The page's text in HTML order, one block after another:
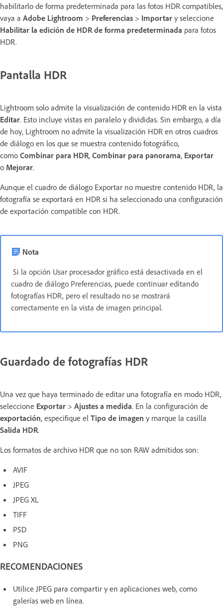
habilitarlo de forma predeterminada para las fotos HDR compatibles,
vaya a Adobe Lightroom > Preferencias > Importar y seleccione
Habilitar la edición de HDR de forma predeterminada para fotos
HDR.
Pantalla HDR
Lightroom solo admite la visualización de contenido HDR en la vista
Editar. Esto incluye vistas en paralelo y divididas. Sin embargo, a día
de hoy, Lightroom no admite la visualización HDR en otros cuadros
de diálogo en los que se muestra contenido fotográfico,
como Combinar para HDR, Combinar para panorama, Exportar
o Mejorar.
Aunque el cuadro de diálogo Exportar no muestre contenido HDR, la
fotografía se exportará en HDR si ha seleccionado una configuración
de exportación compatible con HDR.
Nota
Si la opción Usar procesador gráfico está desactivada en el
cuadro de diálogo Preferencias, puede continuar editando
fotografías HDR, pero el resultado no se mostrará
correctamente en la vista de imagen principal.
Guardado de fotografías HDR
Una vez que haya terminado de editar una fotografía en modo HDR,
seleccione Exportar > Ajustes a medida. En la configuración de
exportación, especifique el Tipo de imagen y marque la casilla
Salida HDR.
Los formatos de archivo HDR que no son RAW admitidos son:
AVIF
JPEG
JPEG XL
TIFF
PSD
PNG
RECOMENDACIONES
Utilice JPEG para compartir y en aplicaciones web, como
galerías web en línea.